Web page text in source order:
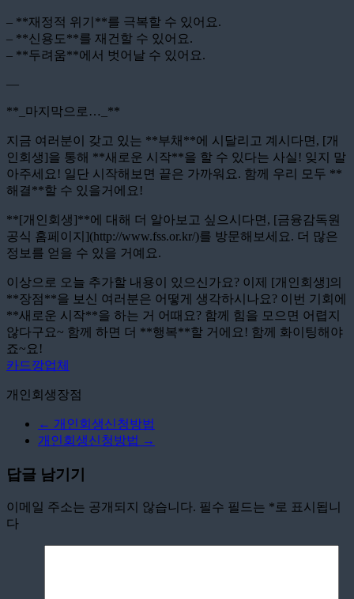
– **재정적 위기**를 극복할 수 있어요.
– **신용도**를 재건할 수 있어요.
– **두려움**에서 벗어날 수 있어요.
—
**_마지막으로…_**
지금 여러분이 갖고 있는 **부채**에 시달리고 계시다면, [개
인회생]을 통해 **새로운 시작**을 할 수 있다는 사실! 잊지 말
아주세요! 일단 시작해보면 끝은 가까워요. 함께 우리 모두 **
해결**할 수 있을거에요!
**[개인회생]**에 대해 더 알아보고 싶으시다면, [금융감독원
공식 홈페이지](http://www.fss.or.kr/)를 방문해보세요. 더 많은
정보를 얻을 수 있을 거예요.
이상으로 오늘 추가할 내용이 있으신가요? 이제 [개인회생]의
**장점**을 보신 여러분은 어떻게 생각하시나요? 이번 기회에
**새로운 시작**을 하는 거 어때요? 함께 힘을 모으면 어렵지
않다구요~ 함께 하면 더 **행복**할 거에요! 함께 화이팅해야
죠~요!
카드깡업체
개인회생장점
← 개인회생신청방법
개인회생신청방법 →
답글 남기기
이메일 주소는 공개되지 않습니다. 필수 필드는 * 로 표시됩니
다